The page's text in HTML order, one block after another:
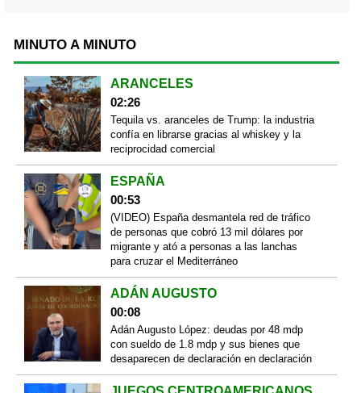
MINUTO A MINUTO
ARANCELES
02:26
Tequila vs. aranceles de Trump: la industria
confía en librarse gracias al whiskey y la
reciprocidad comercial
ESPAÑA
00:53
(VIDEO) España desmantela red de tráfico
de personas que cobró 13 mil dólares por
migrante y ató a personas a las lanchas
para cruzar el Mediterráneo
ADÁN AUGUSTO
00:08
Adán Augusto López: deudas por 48 mdp
con sueldo de 1.8 mdp y sus bienes que
desaparecen de declaración en declaración